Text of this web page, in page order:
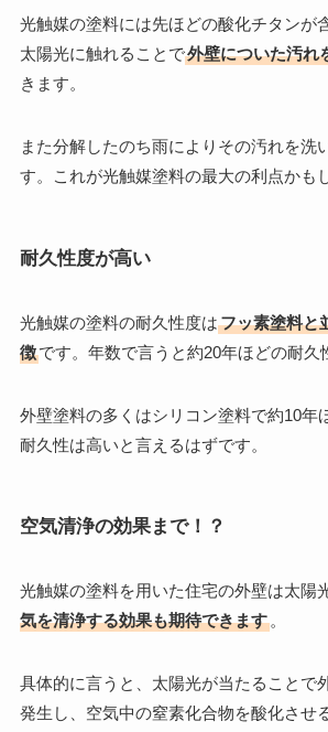
光触媒の塗料には先ほどの酸化チタンが
太陽光に触れることで外壁についた汚れ
きます。
また分解したのち雨によりその汚れを洗
す。これが光触媒塗料の最大の利点かも
耐久性度が高い
光触媒の塗料の耐久性度はフッ素塗料と
徴です。年数で言うと約20年ほどの耐久
外壁塗料の多くはシリコン塗料で約10年
耐久性は高いと言えるはずです。
空気清浄の効果まで！？
光触媒の塗料を用いた住宅の外壁は太陽
気を清浄する効果も期待できます。
具体的に言うと、太陽光が当たることで
発生し、空気中の窒素化合物を酸化させ